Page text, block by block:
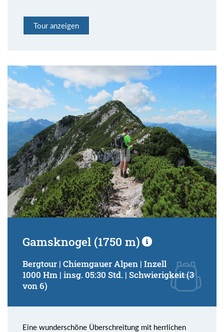
Tour anzeigen
Gamsknogel (1750 m)
Bergtour | Chiemgauer Alpen | Inzell
1000 Hm | insg. 05:30 Std. | Schwierigkeit (3
von 6)
Eine wunderschöne Überschreitung mit herrlichen